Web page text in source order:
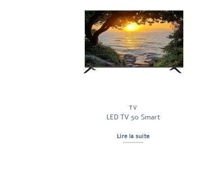
TV
LED TV 50 Smart
Lire la suite